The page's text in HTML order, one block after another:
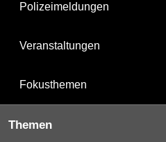
Polizeimeldungen
Veranstaltungen
Fokusthemen
Themen